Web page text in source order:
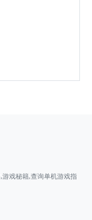
戏秘籍,查询单机游戏指